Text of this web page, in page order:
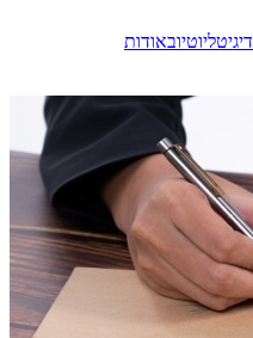
דיגיטליוטיובאודות